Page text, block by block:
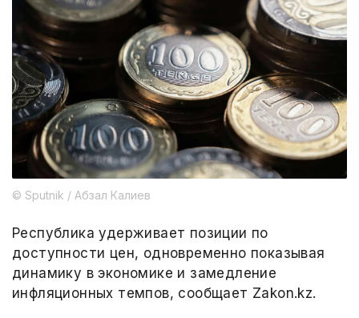
© Sputnik / Абзал Калиев
Республика удерживает позиции по
доступности цен, одновременно показывая
динамику в экономике и замедление
инфляционных темпов, сообщает Zakon.kz.